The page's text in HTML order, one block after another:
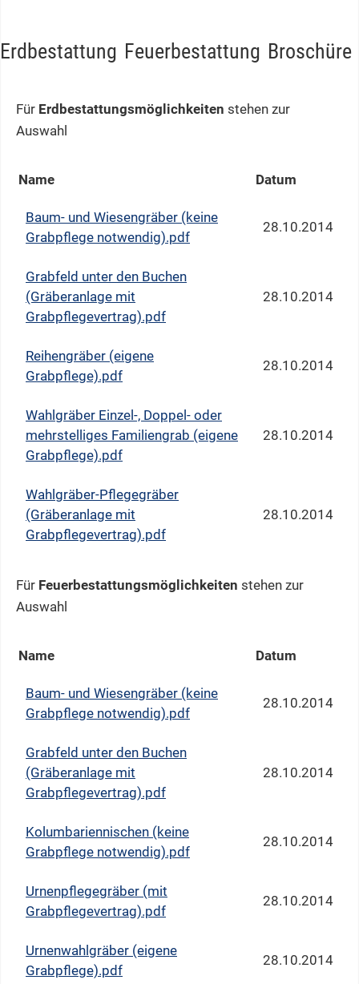
Erdbestattung Feuerbestattung Broschüre
Für Erdbestattungsmöglichkeiten stehen zur
Auswahl
Name Datum
Baum- und Wiesengräber (keine
Grabpflege notwendig).pdf
28.10.2014
Grabfeld unter den Buchen
(Gräberanlage mit
Grabpflegevertrag).pdf
28.10.2014
Reihengräber (eigene
Grabpflege).pdf
28.10.2014
Wahlgräber Einzel-, Doppel- oder
mehrstelliges Familiengrab (eigene
Grabpflege).pdf
28.10.2014
Wahlgräber-Pflegegräber
(Gräberanlage mit
Grabpflegevertrag).pdf
28.10.2014
Für Feuerbestattungsmöglichkeiten stehen zur
Auswahl
Name Datum
Baum- und Wiesengräber (keine
Grabpflege notwendig).pdf
28.10.2014
Grabfeld unter den Buchen
(Gräberanlage mit
Grabpflegevertrag).pdf
28.10.2014
Kolumbariennischen (keine
Grabpflege notwendig).pdf
28.10.2014
Urnenpflegegräber (mit
Grabpflegevertrag).pdf
28.10.2014
Urnenwahlgräber (eigene
Grabpflege).pdf
28.10.2014